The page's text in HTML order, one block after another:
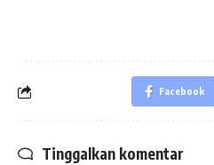
Facebook
Tinggalkan komentar